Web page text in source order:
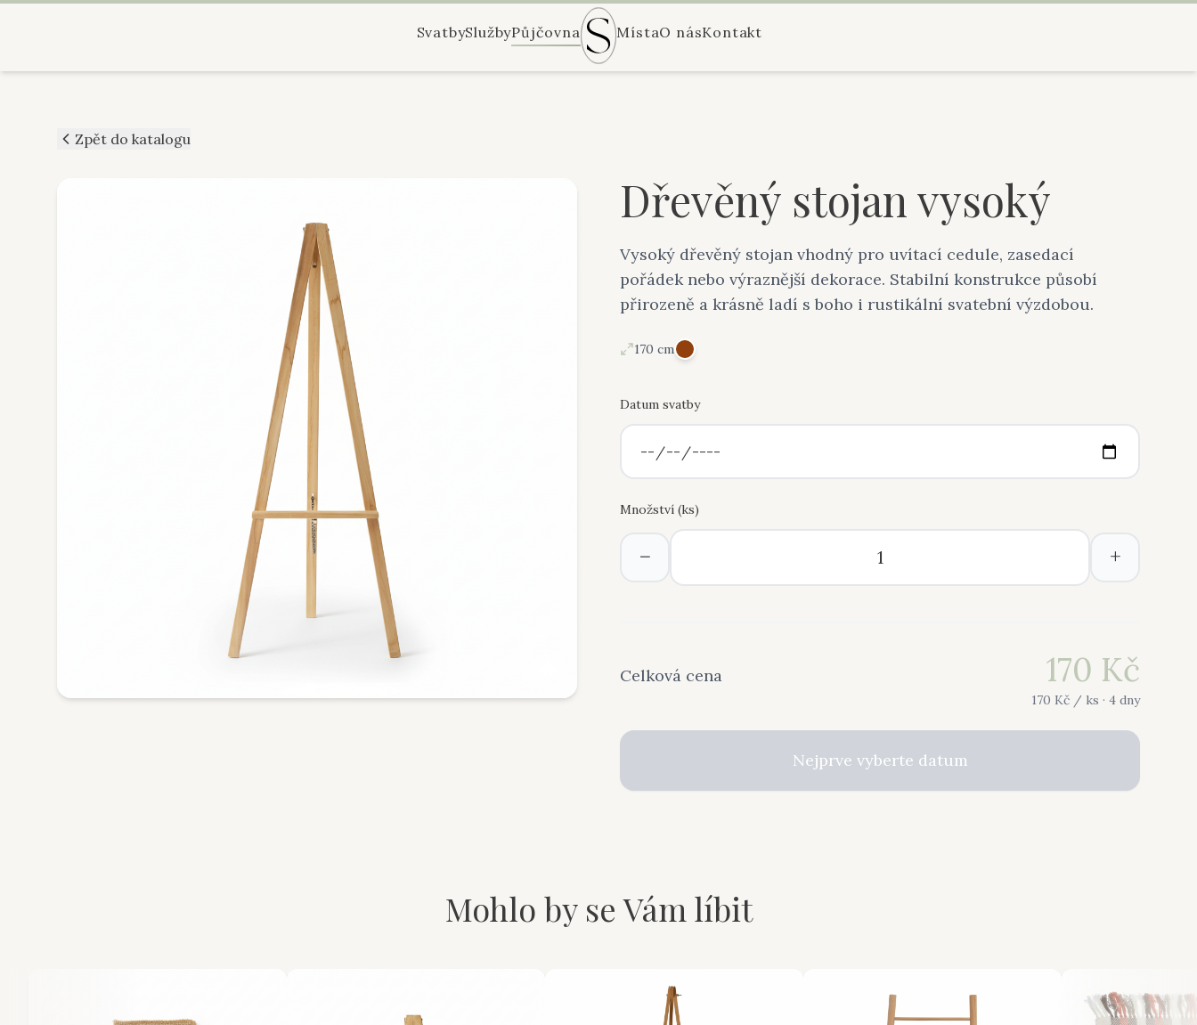
SvatbySlužbyPůjčovna MístaO násKontakt
Zpět do katalogu
Dřevěný stojan vysoký
Vysoký dřevěný stojan vhodný pro uvítací cedule, zasedací
pořádek nebo výraznější dekorace. Stabilní konstrukce působí
přirozeně a krásně ladí s boho i rustikální svatební výzdobou.
170 cm
Datum svatby
Množství (ks)
− +
Celková cena 170 Kč
170 Kč / ks · 4 dny
Nejprve vyberte datum
Mohlo by se Vám líbit